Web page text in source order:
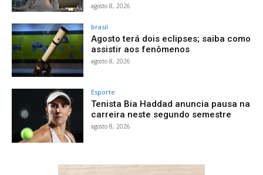
agosto 8, 2026
brasil
Agosto terá dois eclipses; saiba como
assistir aos fenômenos
agosto 8, 2026
Esporte
Tenista Bia Haddad anuncia pausa na
carreira neste segundo semestre
agosto 8, 2026